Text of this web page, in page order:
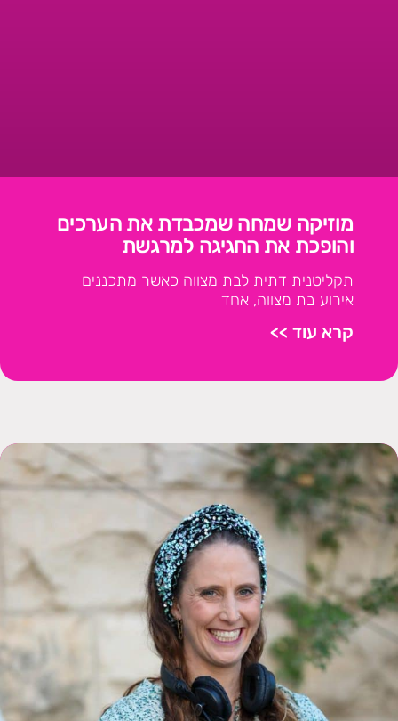
מוזיקה שמחה שמכבדת את הערכים
והופכת את החגיגה למרגשת
תקליטנית דתית לבת מצווה כאשר מתכננים
אירוע בת מצווה, אחד
קרא עוד >>